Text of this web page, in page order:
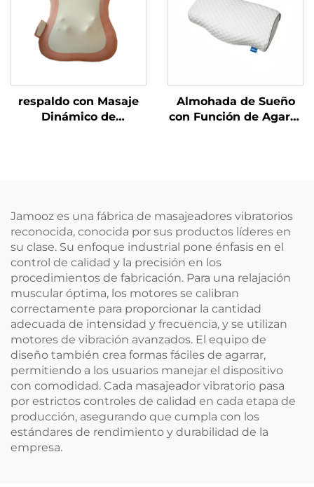
respaldo con Masaje
Dinámico de
Almohada de Sueño
con Función de Agarre
Jamooz es una fábrica de masajeadores vibratorios
reconocida, conocida por sus productos líderes en
su clase. Su enfoque industrial pone énfasis en el
control de calidad y la precisión en los
procedimientos de fabricación. Para una relajación
muscular óptima, los motores se calibran
correctamente para proporcionar la cantidad
adecuada de intensidad y frecuencia, y se utilizan
motores de vibración avanzados. El equipo de
diseño también crea formas fáciles de agarrar,
permitiendo a los usuarios manejar el dispositivo
con comodidad. Cada masajeador vibratorio pasa
por estrictos controles de calidad en cada etapa de
producción, asegurando que cumpla con los
estándares de rendimiento y durabilidad de la
empresa.